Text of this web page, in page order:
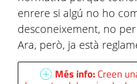
enrere si algú no ho
desconeixement, no
Ara, però, ja està
Més info:Creen